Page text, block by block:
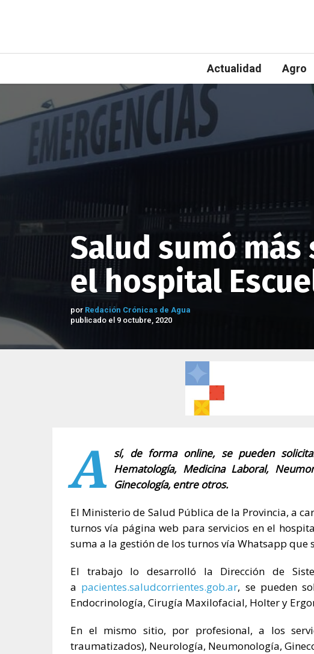
Actualidad Agro
Salud sumó
el hospital
por Redación Crónicas de Agua
publicado el 9 octubre, 2020
A sí, de forma online, se pueden
Hematología, Medicina Laboral,
Ginecología, entre otros.
El Ministerio de Salud Pública de la Provincia, a
turnos vía página web para servicios en el
suma a la gestión de los turnos vía Whatsapp
El trabajo lo desarrolló la Dirección de
a pacientes.saludcorrientes.gob.ar, se pueden
Endocrinología, Cirugía Maxilofacial, Holter y
En el mismo sitio, por profesional, a los
traumatizados), Neurología, Neumonología,